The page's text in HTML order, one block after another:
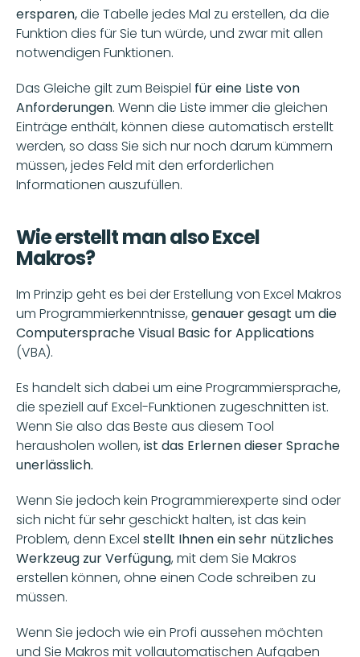
ersparen, die Tabelle jedes Mal zu erstellen, da die
Funktion dies für Sie tun würde, und zwar mit allen
notwendigen Funktionen.
Das Gleiche gilt zum Beispiel für eine Liste von
Anforderungen. Wenn die Liste immer die gleichen
Einträge enthält, können diese automatisch erstellt
werden, so dass Sie sich nur noch darum kümmern
müssen, jedes Feld mit den erforderlichen
Informationen auszufüllen.
Wie erstellt man also Excel
Makros?
Im Prinzip geht es bei der Erstellung von Excel Makros
um Programmierkenntnisse, genauer gesagt um die
(VBA).
Es handelt sich dabei um eine Programmiersprache,
die speziell auf Excel-Funktionen zugeschnitten ist.
Wenn Sie also das Beste aus diesem Tool
herausholen wollen, ist das Erlernen dieser Sprache
unerlässlich.
Wenn Sie jedoch kein Programmierexperte sind oder
sich nicht für sehr geschickt halten, ist das kein
Problem, denn Excel stellt Ihnen ein sehr nützliches
Werkzeug zur Verfügung, mit dem Sie Makros
erstellen können, ohne einen Code schreiben zu
müssen.
Wenn Sie jedoch wie ein Profi aussehen möchten
und Sie Makros mit vollautomatischen Aufgaben